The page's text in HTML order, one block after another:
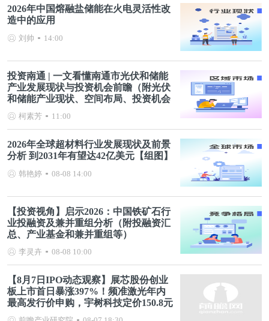
2026年中国熔融盐储能在火电灵活性改
造中的应用
刘帅 14:00
投资南通 | 一文看懂南通市光伏和储能
产业发展现状与投资机会前瞻（附光伏
和储能产业现状、空间布局、投资机会
分析等）
柯素芳 11:00
2026年全球超材料行业发展现状及前景
分析 到2031年有望达42亿美元【组图】
韩艳婷 08-08 14:00
【投资视角】启示2026：中国铁矿石行
业投融资及兼并重组分析（附投融资汇
总、产业基金和兼并重组等）
李灵卉 08-08 10:00
【8月7日IPO动态观察】展芯股份创业
板上市首日暴涨397%！频准激光年内
最高发行价申购，宇树科技定价150.8元